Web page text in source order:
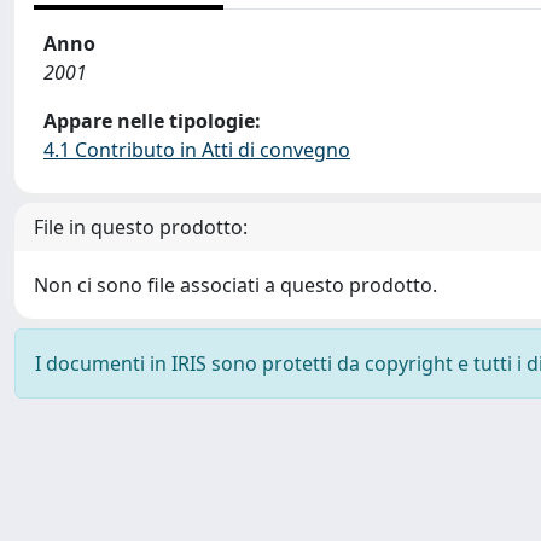
Anno
2001
Appare nelle tipologie:
4.1 Contributo in Atti di convegno
File in questo prodotto:
Non ci sono file associati a questo prodotto.
I documenti in IRIS sono protetti da copyright e tutti i